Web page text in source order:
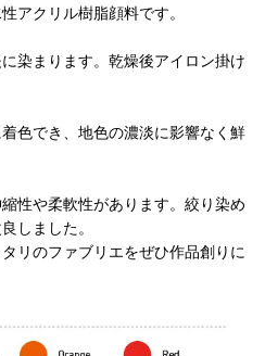
アクリル樹脂顔料です。
染まります。乾燥後アイロン掛け
色でき、地色の濃淡に影響なく鮮
性や柔軟性があります。絞り染め
しました。
リのファブリエをぜひ作品創りに